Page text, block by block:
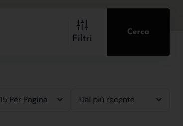
Filtri
Cerca
15 Per Pagina Dal più recente